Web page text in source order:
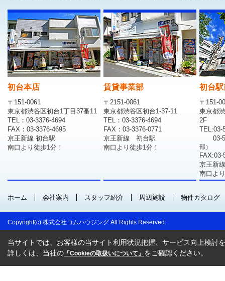
初台本店
〒151-0061
東京都渋谷区初台1丁目37番11
TEL：03-3376-4694
FAX：03-3376-4695
京王新線 初台駅
南口より徒歩1分！
賃貸事業部
〒2151-0061
東京都渋谷区初台1-37-11
TEL：03-3376-4694
FAX：03-3376-0771
京王新線 初台駅
南口より徒歩1分！
初台
〒151-
東京都
2F
TEL:03-
03-
部）
FAX:03-
京王新
南口よ
ホーム 会社案内 スタッフ紹介 周辺施設 物件カタログ
Copyright(c) 株式会社コムハウジング All Rights Reserved.
当サイトでは、お客様の当サイト利用状況把握、サービス向上検討
詳しくは、当社の 「Cookieの取扱いについて」 をご確認ください。